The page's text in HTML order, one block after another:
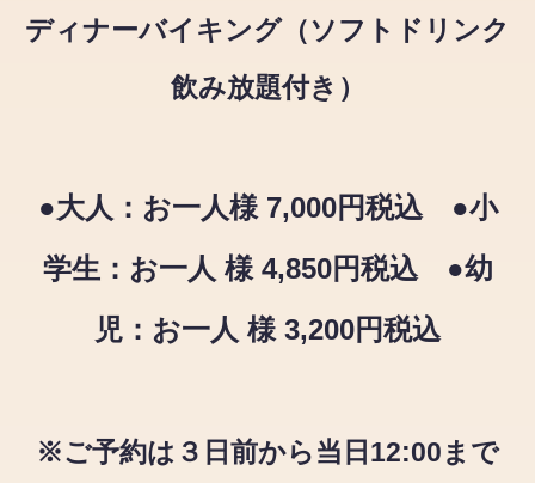
ディナーバイキング（ソフトドリンク
飲み放題付き）
●大人：お一人様 7,000円税込 ●小
学生：お一人 様 4,850円税込 ●幼
児：お一人 様 3,200円税込
※ご予約は３日前から当日12:00まで